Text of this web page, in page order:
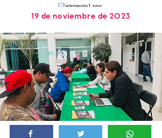
19 de noviembre de 2023